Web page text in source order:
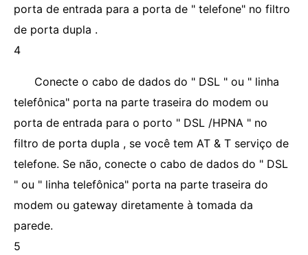
porta de entrada para a porta de " telefone" no filtro
de porta dupla .
4
Conecte o cabo de dados do " DSL " ou " linha
telefônica" porta na parte traseira do modem ou
porta de entrada para o porto " DSL /HPNA " no
filtro de porta dupla , se você tem AT & T serviço de
telefone. Se não, conecte o cabo de dados do " DSL
" ou " linha telefônica" porta na parte traseira do
modem ou gateway diretamente à tomada da
parede.
5